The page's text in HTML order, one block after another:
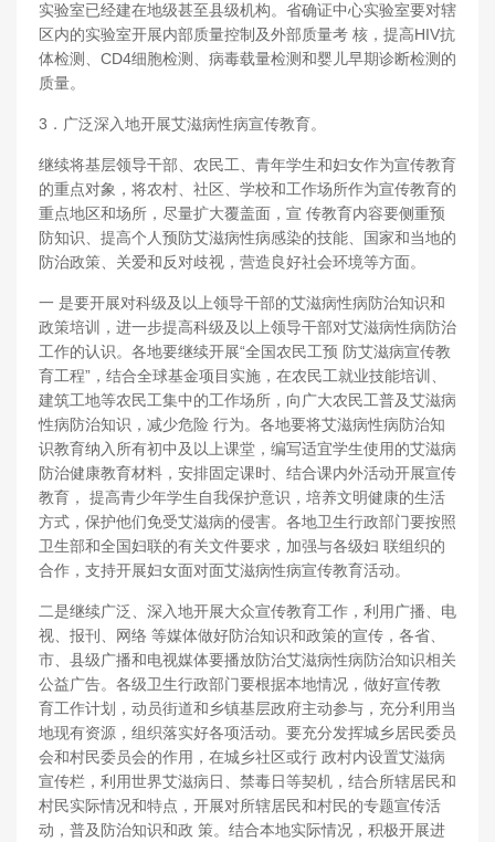
实验室已经建在地级甚至县级机构。省确证中心实验室要对辖
区内的实验室开展内部质量控制及外部质量考 核，提高HIV抗
体检测、CD4细胞检测、病毒载量检测和婴儿早期诊断检测的
质量。
3．广泛深入地开展艾滋病性病宣传教育。
继续将基层领导干部、农民工、青年学生和妇女作为宣传教育
的重点对象，将农村、社区、学校和工作场所作为宣传教育的
重点地区和场所，尽量扩大覆盖面，宣 传教育内容要侧重预
防知识、提高个人预防艾滋病性病感染的技能、国家和当地的
防治政策、关爱和反对歧视，营造良好社会环境等方面。
一 是要开展对科级及以上领导干部的艾滋病性病防治知识和
政策培训，进一步提高科级及以上领导干部对艾滋病性病防治
工作的认识。各地要继续开展“全国农民工预 防艾滋病宣传教
育工程”，结合全球基金项目实施，在农民工就业技能培训、
建筑工地等农民工集中的工作场所，向广大农民工普及艾滋病
性病防治知识，减少危险 行为。各地要将艾滋病性病防治知
识教育纳入所有初中及以上课堂，编写适宜学生使用的艾滋病
防治健康教育材料，安排固定课时、结合课内外活动开展宣传
教育， 提高青少年学生自我保护意识，培养文明健康的生活
方式，保护他们免受艾滋病的侵害。各地卫生行政部门要按照
卫生部和全国妇联的有关文件要求，加强与各级妇 联组织的
合作，支持开展妇女面对面艾滋病性病宣传教育活动。
二是继续广泛、深入地开展大众宣传教育工作，利用广播、电
视、报刊、网络 等媒体做好防治知识和政策的宣传，各省、
市、县级广播和电视媒体要播放防治艾滋病性病防治知识相关
公益广告。各级卫生行政部门要根据本地情况，做好宣传教
育工作计划，动员街道和乡镇基层政府主动参与，充分利用当
地现有资源，组织落实好各项活动。要充分发挥城乡居民委员
会和村民委员会的作用，在城乡社区或行 政村内设置艾滋病
宣传栏，利用世界艾滋病日、禁毒日等契机，结合所辖居民和
村民实际情况和特点，开展对所辖居民和村民的专题宣传活
动，普及防治知识和政 策。结合本地实际情况，积极开展进